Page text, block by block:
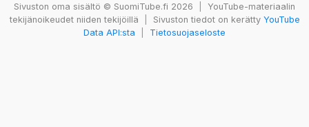
Sivuston oma sisältö © SuomiTube.fi 2026
YouTube-materiaalin
tekijänoikeudet niiden tekijöillä
Sivuston tiedot on kerätty YouTube
Data API:sta
Tietosuojaseloste